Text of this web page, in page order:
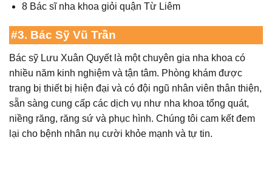
8 Bác sĩ nha khoa giỏi quận Từ Liêm
#3. Bác Sỹ Vũ Trần
Bác sỹ Lưu Xuân Quyết là một chuyên gia nha khoa có
nhiều năm kinh nghiệm và tận tâm. Phòng khám được
trang bị thiết bị hiện đại và có đội ngũ nhân viên thân thiện,
sẵn sàng cung cấp các dịch vụ như nha khoa tổng quát,
niềng răng, răng sứ và phục hình. Chúng tôi cam kết đem
lại cho bệnh nhân nụ cười khỏe mạnh và tự tin.